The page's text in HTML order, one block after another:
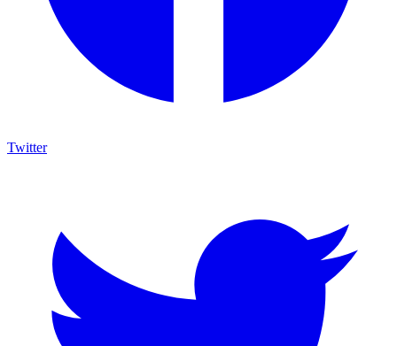
Twitter